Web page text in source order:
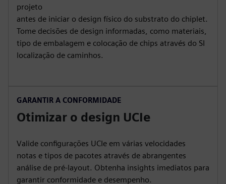
projeto
antes de iniciar o design físico do substrato do chiplet.
Tome decisões de design informadas, como materiais,
tipo de embalagem e colocação de chips através do SI
localização de caminhos.
GARANTIR A CONFORMIDADE
Otimizar o design UCIe
Valide configurações UCIe em várias velocidades
notas e tipos de pacotes através de abrangentes
análise de pré-layout. Obtenha insights imediatos para
garantir conformidade e desempenho.